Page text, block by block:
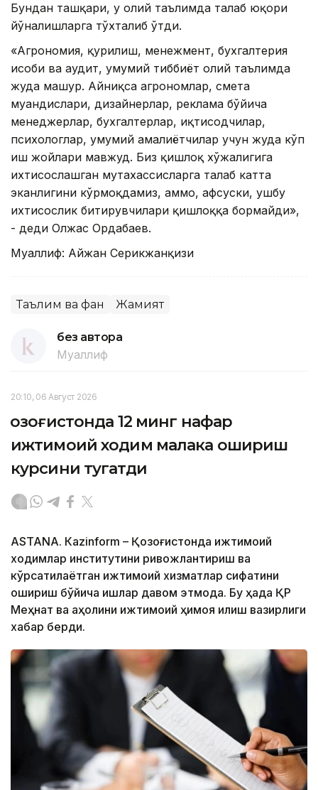
Бундан ташқари, у олий таълимда талаб юқори
йўналишларга тўхталиб ўтди.
«Агрономия, қурилиш, менежмент, бухгалтерия
ҳисоби ва аудит, умумий тиббиёт олий таълимда
жуда машҳур. Айниқса агрономлар, смета
муҳандислари, дизайнерлар, реклама бўйича
менеджерлар, бухгалтерлар, иқтисодчилар,
психологлар, умумий амалиётчилар учун жуда кўп
иш жойлари мавжуд. Биз қишлоқ хўжалигига
ихтисослашган мутахассисларга талаб катта
эканлигини кўрмоқдамиз, аммо, афсуски, ушбу
ихтисослик битирувчилари қишлоққа бормайди»,
- деди Олжас Ордабаев.
Муаллиф: Айжан Серикжанқизи
Таълим ва фан Жамият
без автора
Муаллиф
20:10, 06 Август 2026
Қозоғистонда 12 минг нафар
ижтимоий ходим малака ошириш
курсини тугатди
ASTANА. Кazinform – Қозоғистонда ижтимоий
ходимлар институтини ривожлантириш ва
кўрсатилаётган ижтимоий хизматлар сифатини
ошириш бўйича ишлар давом этмоқда. Бу ҳақда ҚР
Меҳнат ва аҳолини ижтимоий ҳимоя қилиш вазирлиги
хабар берди.